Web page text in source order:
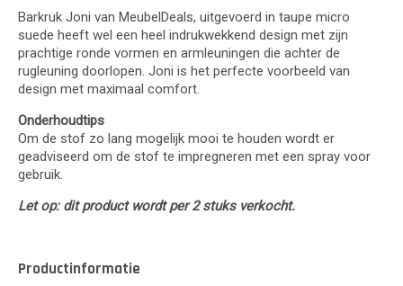
Barkruk Joni van MeubelDeals, uitgevoerd in taupe micro
suede heeft wel een heel indrukwekkend design met zijn
prachtige ronde vormen en armleuningen die achter de
rugleuning doorlopen. Joni is het perfecte voorbeeld van
design met maximaal comfort.
Onderhoudtips
Om de stof zo lang mogelijk mooi te houden wordt er
geadviseerd om de stof te impregneren met een spray voor
gebruik.
Let op: dit product wordt per 2 stuks verkocht.
Productinformatie